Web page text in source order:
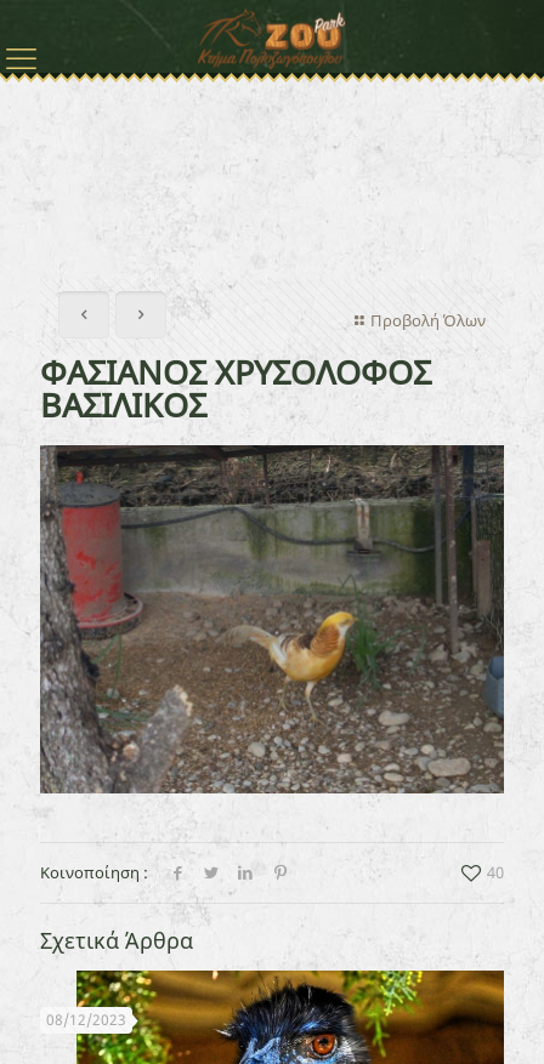
Προβολή Όλων
ΦΑΣΙΑΝΟΣ ΧΡΥΣΟΛΟΦΟΣ
ΒΑΣΙΛΙΚΟΣ
Κοινοποίηση : 40
Σχετικά Άρθρα
08/12/2023